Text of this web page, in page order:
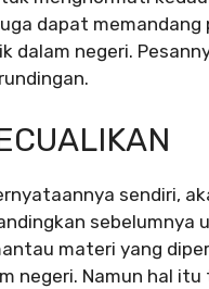
dapat
negeri.
sendiri,
sebelumnya
materi yang
negeri. Namun hal